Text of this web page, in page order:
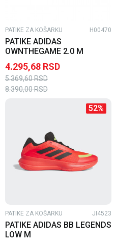
PATIKE ZA KOŠARKU H00470
PATIKE ADIDAS
OWNTHEGAME 2.0 M
4.295,68 RSD
5.369,60RSD
8.390,00RSD
52%
PATIKE ZA KOŠARKU JI4523
PATIKE ADIDAS BB LEGENDS
LOW M